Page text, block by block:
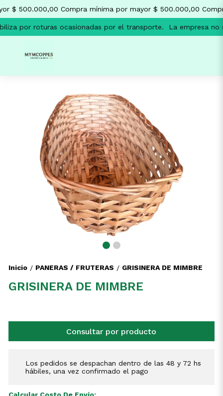
$ 500.000,00 Compra mínima por mayor $ 500.000,00
por roturas ocasionadas por el transporte. La empresa no
Inicio / PANERAS / FRUTERAS / GRISINERA DE MIMBRE
GRISINERA DE MIMBRE
Consultar por producto
Los pedidos se despachan dentro de las 48 y 72 hs
hábiles, una vez confirmado el pago